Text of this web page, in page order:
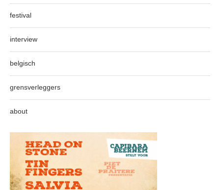
festival
interview
belgisch
grensverleggers
about